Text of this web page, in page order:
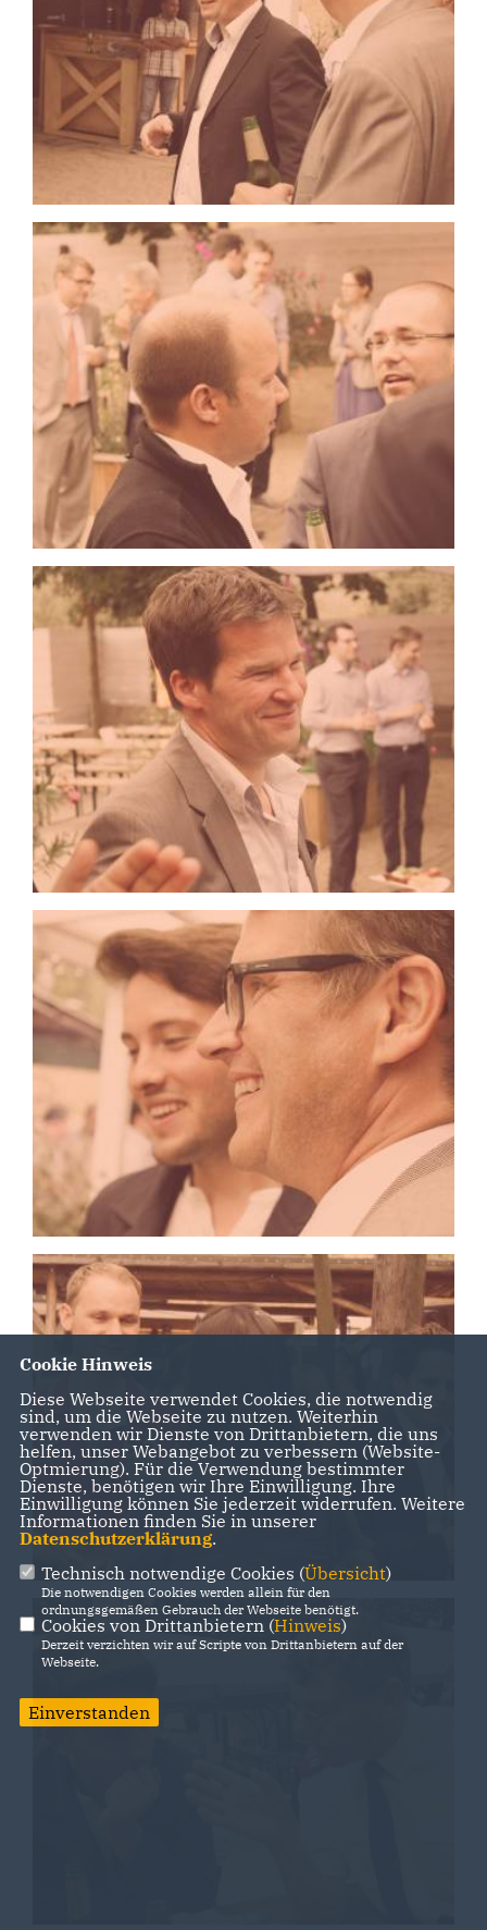
Cookie Hinweis
Diese Webseite verwendet Cookies, die notwendig
sind, um die Webseite zu nutzen. Weiterhin
verwenden wir Dienste von Drittanbietern, die uns
helfen, unser Webangebot zu verbessern (Website-
Optmierung). Für die Verwendung bestimmter
Dienste, benötigen wir Ihre Einwilligung. Ihre
Einwilligung können Sie jederzeit widerrufen. Weitere
Informationen finden Sie in unserer
Datenschutzerklärung.
Technisch notwendige Cookies (Übersicht)
Die notwendigen Cookies werden allein für den
ordnungsgemäßen Gebrauch der Webseite benötigt.
Cookies von Drittanbietern (Hinweis)
Derzeit verzichten wir auf Scripte von Drittanbietern auf der
Webseite.
Einverstanden